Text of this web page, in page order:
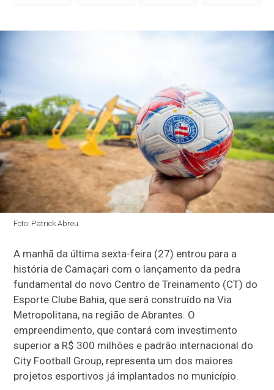
Foto: Patrick Abreu
A manhã da última sexta-feira (27) entrou para a
história de Camaçari com o lançamento da pedra
fundamental do novo Centro de Treinamento (CT) do
Esporte Clube Bahia, que será construído na Via
Metropolitana, na região de Abrantes. O
empreendimento, que contará com investimento
superior a R$ 300 milhões e padrão internacional do
City Football Group, representa um dos maiores
projetos esportivos já implantados no município.